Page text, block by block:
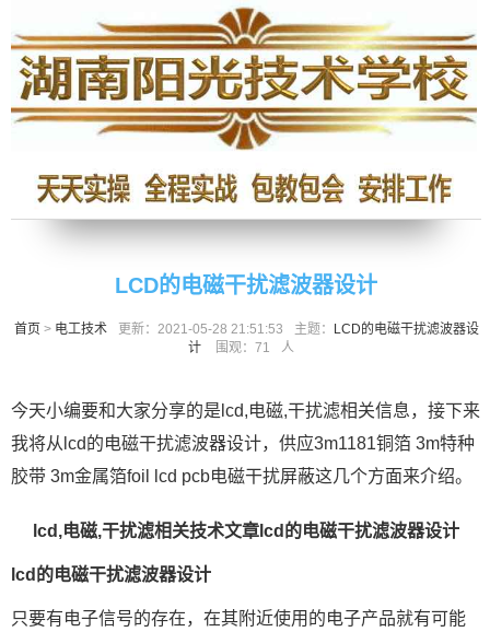
LCD的电磁干扰滤波器设计
首页 > 电工技术 更新：2021-05-28 21:51:53 主题：
LCD的电磁干扰滤波器设
计
围观： 71 人
今天小编要和大家分享的是lcd,电磁,干扰滤相关信息，接下来
我将从lcd的电磁干扰滤波器设计，供应3m1181铜箔 3m特种
胶带 3m金属箔foil lcd pcb电磁干扰屏蔽这几个方面来介绍。
lcd,电磁,干扰滤相关技术文章lcd的电磁干扰滤波器设计
lcd的电磁干扰滤波器设计
只要有电子信号的存在，在其附近使用的电子产品就有可能